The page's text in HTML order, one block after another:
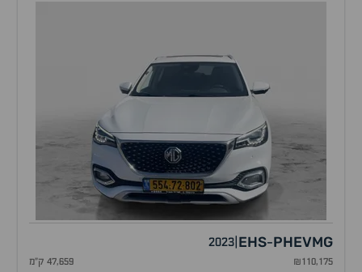
MG
EHS-PHEV
2023
₪110,175 47,659 ק"מ